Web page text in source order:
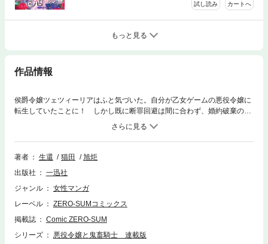
試し読み カートへ
もっと見る
作品情報
侯爵令嬢ツェツィーリアはふと気づいた。自分が乙女ゲームの悪役令嬢に
転生していたことに！ しかし既に断罪回避は間に合わず、婚約破棄の
後、ヒロインにハメられて娼婦に堕とされてしまう。最初の客として訪れ
たのは、ヒロインの幼馴染でチートな近衛騎士団副団長ルカス・ヘアプス
ト。怯えたツェツィーリアだが、執拗に抱かれた翌日、目覚めたところは
ヘアプスト公爵邸だった。しかも、下腹部には誓紋が刻まれ、ルカスの婚
ご注意ください。
著者 生還 猫田
旭炬
出版社
一迅社
ジャンル
女性マンガ
レーベル
ZERO-SUMコミックス
掲載誌
Comic ZERO-SUM
シリーズ
悪役令嬢と鬼畜騎士 連載版